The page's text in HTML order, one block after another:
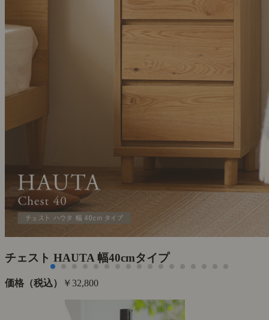
チェスト HAUTA 幅40cmタイプ
価格（税込） ￥32,800